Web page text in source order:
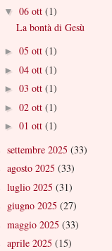
▼ 06 ott (1)
La bontà di Gesù
► 05 ott (1)
► 04 ott (1)
► 03 ott (1)
► 02 ott (1)
► 01 ott (1)
settembre 2025 (33)
agosto 2025 (33)
luglio 2025 (31)
giugno 2025 (27)
maggio 2025 (33)
aprile 2025 (15)